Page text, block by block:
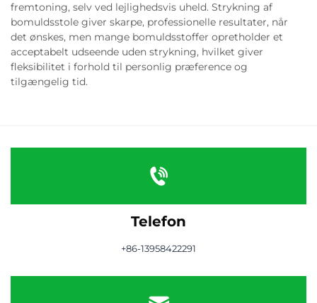
fremtoning, selv ved lejlighedsvis uheld. Strykning af
bomuldsstole giver skarpe, professionelle resultater, når
det ønskes, men mange bomuldsstoffer opretholder et
acceptabelt udseende uden strykning, hvilket giver
fleksibilitet i forhold til personlig præference og
tilgængelig tid.
Telefon
+86-13958422291